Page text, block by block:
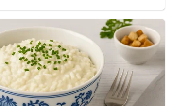
– Lieben Dank